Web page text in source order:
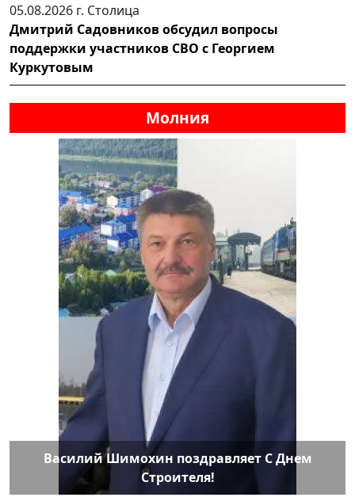
05.08.2026 г. Столица
Дмитрий Садовников обсудил вопросы
поддержки участников СВО с Георгием
Куркутовым
Молния
Василий Шимохин поздравляет С Днем
Строителя!